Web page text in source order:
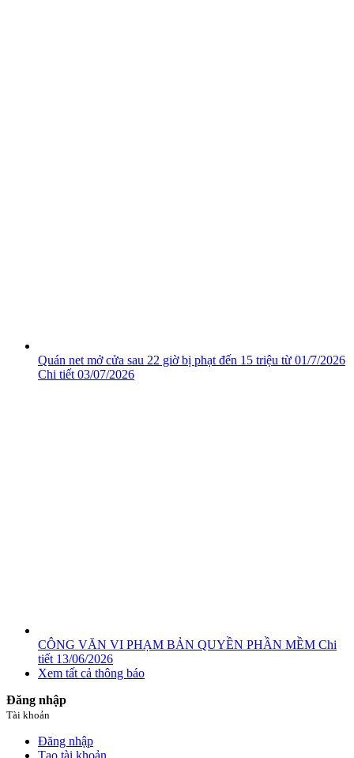
Quán net mở cửa sau 22 giờ bị phạt đến 15 triệu từ 01/7/2026
Chi tiết 03/07/2026
CÔNG VĂN VI PHẠM BẢN QUYỀN PHẦN MỀM Chi
tiết 13/06/2026
Xem tất cả thông báo
Đăng nhập
Tài khoản
Đăng nhập
Tạo tài khoản